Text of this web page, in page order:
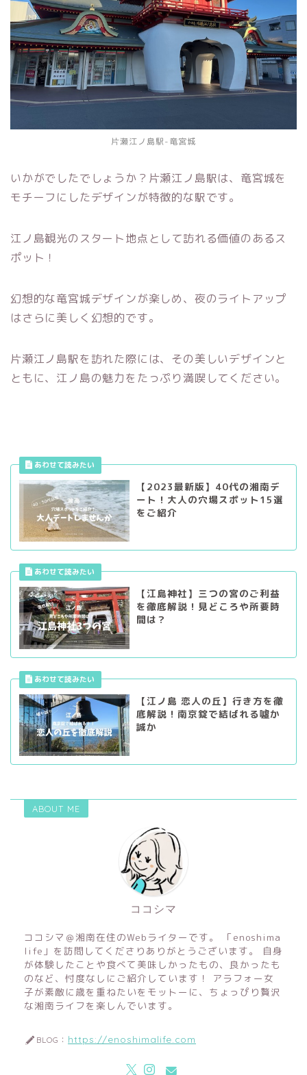
片瀬江ノ島駅-竜宮城
いかがでしたでしょうか？片瀬江ノ島駅は、竜宮城を
モチーフにしたデザインが特徴的な駅です。
江ノ島観光のスタート地点として訪れる価値のあるス
ポット！
幻想的な竜宮城デザインが楽しめ、夜のライトアップ
はさらに美しく幻想的です。
片瀬江ノ島駅を訪れた際には、その美しいデザインと
ともに、江ノ島の魅力をたっぷり満喫してください。
【2023最新版】40代の湘南デ
ート！大人の穴場スポット15選
をご紹介
【江島神社】三つの宮のご利益
を徹底解説！見どころや所要時
間は？
【江ノ島 恋人の丘】行き方を徹
底解説！南京錠で結ばれる噓か
誠か
ABOUT ME
ココシマ
ココシマ＠湘南在住のWebライターです。 「enoshima
life」を訪問してくださりありがとうございます。 自身
が体験したことや食べて美味しかったもの、良かったも
のなど、忖度なしにご紹介しています！ アラフォー女
子が素敵に歳を重ねたいをモットーに、ちょっぴり贅沢
な湘南ライフを楽しんでいます。
BLOG： https://enoshimalife.com